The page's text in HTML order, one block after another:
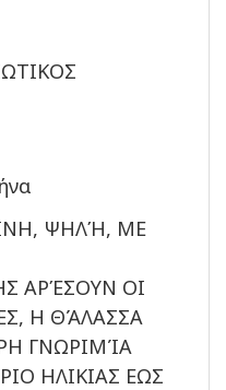
ΨΗΛΉ, ΜΕ
ΑΡΈΣΟΥΝ ΟΙ
Η ΘΆΛΑΣΣΑ
ΓΝΩΡΙΜΊΑ
ΗΛΙΚΙΑΣ ΕΩΣ